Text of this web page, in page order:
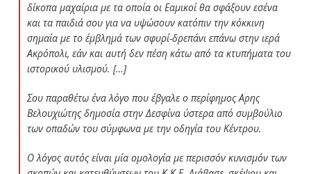
δίκοπα μαχαίρια με τα οποία οι Εαμικοί θα σφάξουν εσένα
και τα παιδιά σου για να υψώσουν κατόπιν την κόκκινη
σημαία με το έμβλημά των σφυρί-δρεπάνι επάνω στην ιερά
Ακρόπολι, εάν και αυτή δεν πέση κάτω από τα κτυπήματα του
ιστορικού υλισμού. […]
Σου παραθέτω ένα λόγο που έβγαλε ο περίφημος Αρης
Βελουχιώτης δημοσία στην Δεσφίνα ύστερα από συμβούλιο
των οπαδών του σύμφωνα με την οδηγία του Κέντρου.
Ο λόγος αυτός είναι μία ομολογία με περισσόν κυνισμόν των